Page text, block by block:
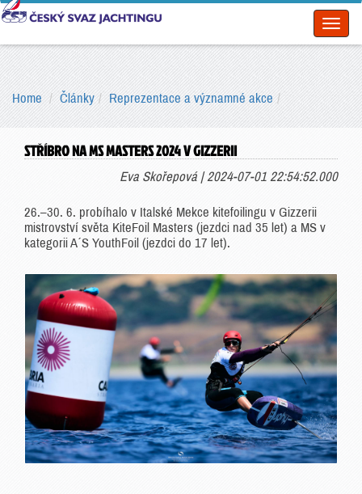
Home Články Reprezentace a významné akce
STŘÍBRO NA MS MASTERS 2024 V GIZZERII
Eva Skořepová | 2024-07-01 22:54:52.000
26.–30. 6. probíhalo v Italské Mekce kitefoilingu v Gizzerii
mistrovství světa KiteFoil Masters (jezdci nad 35 let) a MS v
kategorii A´S YouthFoil (jezdci do 17 let).